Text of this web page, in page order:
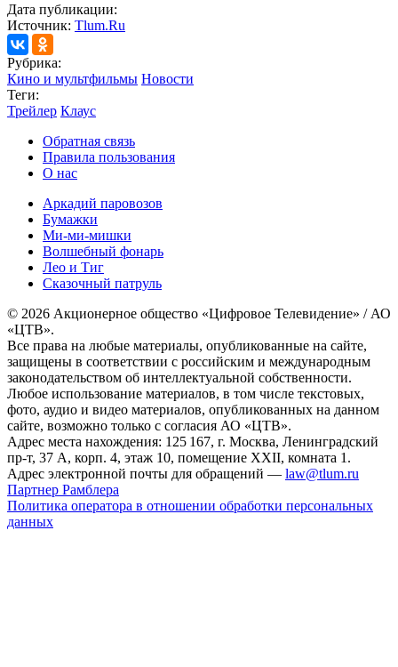
Дата публикации:
Источник: Tlum.Ru
Рубрика:
Кино и мультфильмы Новости
Теги:
Трейлер Клаус
Обратная связь
Правила пользования
О нас
Аркадий паровозов
Бумажки
Ми-ми-мишки
Волшебный фонарь
Лео и Тиг
Сказочный патруль
© 2026 Акционерное общество «Цифровое Телевидение» / АО
«ЦТВ».
Все права на любые материалы, опубликованные на сайте,
защищены в соответствии с российским и международным
законодательством об интеллектуальной собственности.
Любое использование материалов, в том числе текстовых,
фото, аудио и видео материалов, опубликованных на данном
сайте, возможно только с согласия АО «ЦТВ».
Адрес места нахождения: 125 167, г. Москва, Ленинградский
пр-т, 37 А, корп. 4, этаж 10, помещение XXII, комната 1.
Адрес электронной почты для обращений — law@tlum.ru
Партнер Рамблера
Политика оператора в отношении обработки персональных
данных